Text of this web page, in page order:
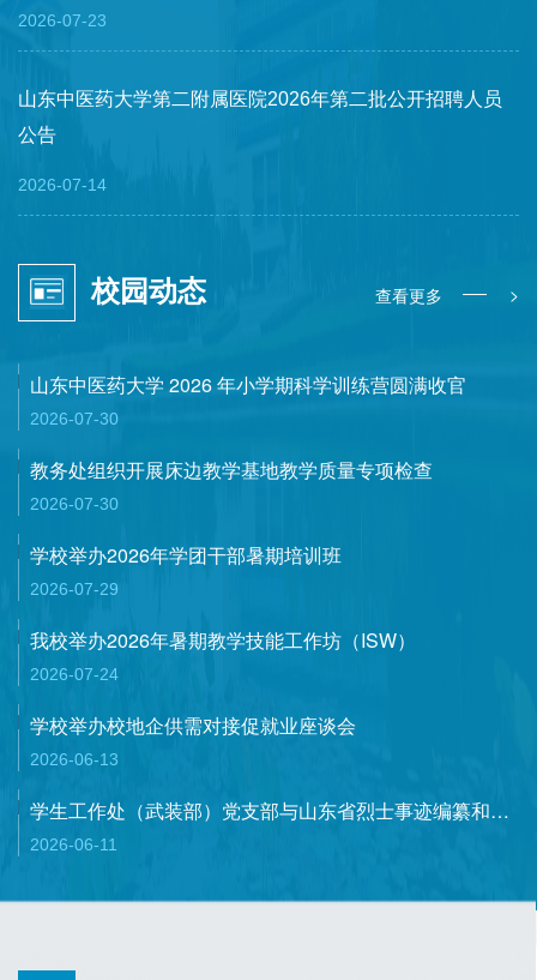
2026-07-23
山东中医药大学第二附属医院2026年第二批公开招聘人员
公告
2026-07-14
校园动态 查看更多 >
山东中医药大学 2026 年小学期科学训练营圆满收官
2026-07-30
教务处组织开展床边教学基地教学质量专项检查
2026-07-30
学校举办2026年学团干部暑期培训班
2026-07-29
我校举办2026年暑期教学技能工作坊（ISW）
2026-07-24
学校举办校地企供需对接促就业座谈会
2026-06-13
学生工作处（武装部）党支部与山东省烈士事迹编纂和宣传教育中心党支部开展党建共建活动
2026-06-11